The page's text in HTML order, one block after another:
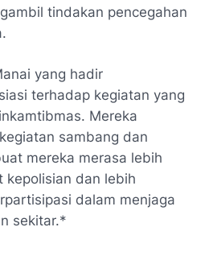
tindakan pencegahan
yang hadir
terhadap kegiatan yang
Mereka
sambang dan
mereka merasa lebih
kepolisian dan lebih
dalam menjaga
sekitar.*